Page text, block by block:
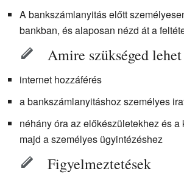
A bankszámlanyitás előtt
bankban, és alaposan nézd át a
Amire szükséged lehet
internet hozzáférés
a bankszámlanyitáshoz személyes
néhány óra az előkészületekhez és a
majd a személyes ügyintézéshez
Figyelmeztetések